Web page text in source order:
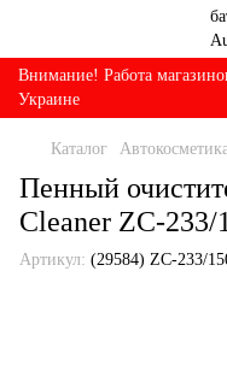
Внимание! Работа
Украине
Каталог
Пенный
Cleaner ZC-233/
Артикул: (29584) ZC-233/